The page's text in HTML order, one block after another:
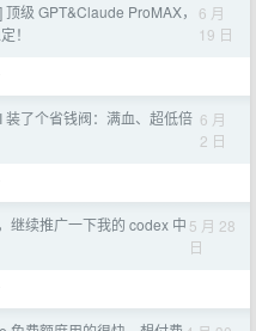
顶级 GPT&Claude ProMAX，
！
6 月
19 日
装了个省钱阀：满血、超低倍 6 月
2 日
继续推广一下我的 codex 中 5 月 28
日